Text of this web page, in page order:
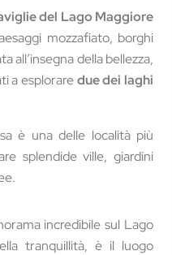
del Lago Maggiore
mozzafiato, borghi
all’insegna della bellezza,
a esploraredue dei laghi
è una delle località più
splendide ville, giardini
incredibile sul Lago
tranquillità, è il luogo